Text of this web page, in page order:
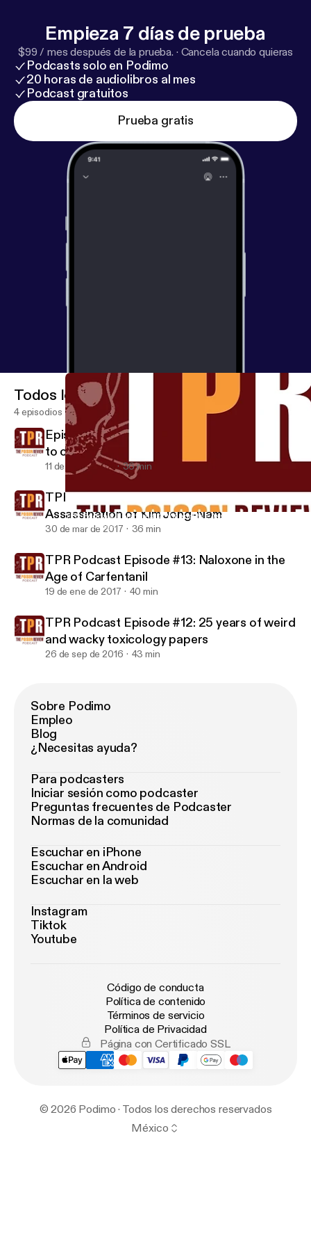
Empieza 7 días de prueba
$99 / mes después de la prueba. · Cancela cuando quieras
Podcasts solo en Podimo
20 horas de audiolibros al mes
Podcast gratuitos
Prueba gratis
TPR Podcast Episode #14: VX and the Assassination of Kim
Haven Ledger
Todos los episodios
4 episodios
Episode #15: How easy is it to get addicted
to opioids?
11 de jun de 2017 36 min
TPR Podcast Episode #14: VX and the
Assassination of Kim Jong-Nam
30 de mar de 2017 36 min
TPR Podcast Episode #13: Naloxone in the
Age of Carfentanil
19 de ene de 2017 40 min
TPR Podcast Episode #12: 25 years of weird
and wacky toxicology papers
26 de sep de 2016 43 min
Sobre Podimo
Empleo
Blog
¿Necesitas ayuda?
Para podcasters
Iniciar sesión como podcaster
Preguntas frecuentes de Podcaster
Normas de la comunidad
Escuchar en iPhone
Escuchar en Android
Escuchar en la web
Instagram
Tiktok
Youtube
Código de conducta
Política de contenido
Términos de servicio
Política de Privacidad
Página con Certificado SSL
© 2026 Podimo · Todos los derechos reservados
México